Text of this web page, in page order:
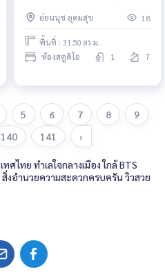
อ่อนนุช อุดมสุข
18
พื้นที่ : 31.50 ตร.ม.
ห้องสตูดิโอ 1 7
5 6 7 8
9
140 141 ›
ไทย ทำเลใจกลางเมือง ใกล้ BTS
งอำนวยความสะดวกครบครัน วิวสวย